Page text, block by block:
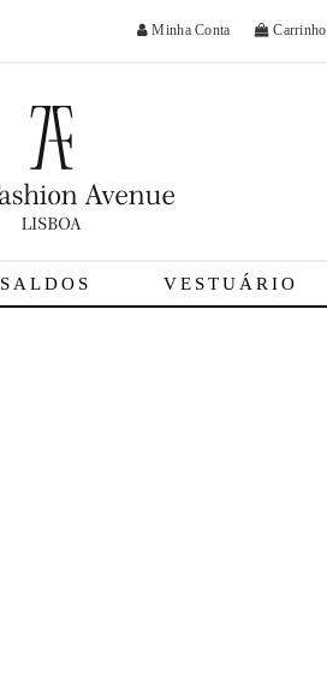
Minha Conta Carrinho
SALDOS VESTUÁRIO